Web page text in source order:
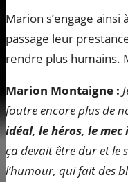
Marion s’engage
passage leur
rendre plus humains.
Marion Montaigne :
foutre encore plus de
idéal, le héros, le
ça devait être dur et le
l’humour, qui fait des